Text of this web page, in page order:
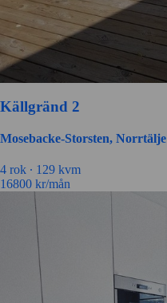
Källgränd 2
Mosebacke-Storsten, Norrtälje
4 rok ∙ 129 kvm
16800 kr/mån